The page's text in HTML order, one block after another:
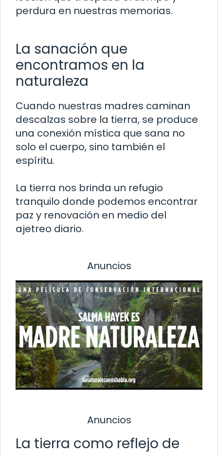
perdura en nuestras memorias.
La sanación que
encontramos en la
naturaleza
Cuando nuestras madres caminan
descalzas sobre la tierra, se produce
una conexión mística que sana no
solo el cuerpo, sino también el
espíritu.
La tierra nos brinda un refugio
tranquilo donde podemos encontrar
paz y renovación en medio del
ajetreo diario.
Anuncios
Anuncios
La tierra como reflejo de